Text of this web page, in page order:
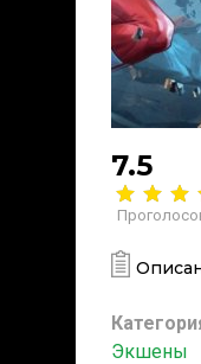
7.5
Экшены